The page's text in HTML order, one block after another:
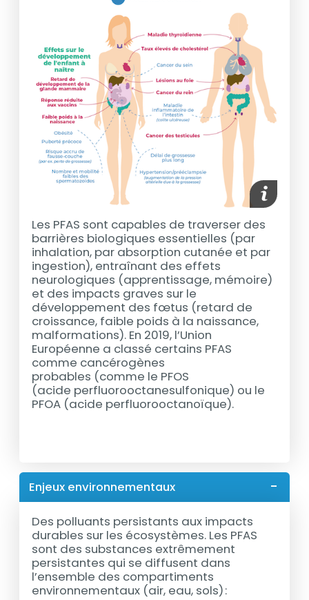
Les PFAS sont capables de traverser des
barrières biologiques essentielles (par
inhalation, par absorption cutanée et par
ingestion), entraînant des effets
neurologiques (apprentissage, mémoire)
et des impacts graves sur le
développement des fœtus (retard de
croissance, faible poids à la naissance,
malformations). En 2019, l’Union
Européenne a classé certains PFAS
comme cancérogènes
probables (comme le PFOS
(acide perfluorooctanesulfonique) ou le
PFOA (acide perfluorooctanoïque).
Enjeux environnementaux
Des polluants persistants aux impacts
durables sur les écosystèmes. Les PFAS
sont des substances extrêmement
persistantes qui se diffusent dans
l’ensemble des compartiments
environnementaux (air, eau, sols) :